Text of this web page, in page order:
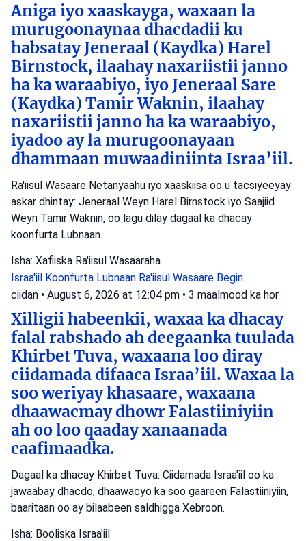
Aniga iyo xaaskayga, waxaan la
murugoonaynaa dhacdadii ku
habsatay Jeneraal (Kaydka) Harel
Birnstock, ilaahay naxariistii janno
ha ka waraabiyo, iyo Jeneraal Sare
(Kaydka) Tamir Waknin, ilaahay
naxariistii janno ha ka waraabiyo,
iyadoo ay la murugoonayaan
dhammaan muwaadiniinta Israa’iil.
Ra'iisul Wasaare Netanyaahu iyo xaaskiisa oo u tacsiyeeyay
askar dhintay: Jeneraal Weyn Harel Birnstock iyo Saajiid
Weyn Tamir Waknin, oo lagu dilay dagaal ka dhacay
koonfurta Lubnaan.
Isha: Xafiiska Ra'iisul Wasaaraha
Israa'iil Koonfurta Lubnaan Ra'iisul Wasaare Begin
ciidan • August 6, 2026 at 12:04 pm • 3 maalmood ka hor
Xilligii habeenkii, waxaa ka dhacay
falal rabshado ah deegaanka tuulada
Khirbet Tuva, waxaana loo diray
ciidamada difaaca Israa’iil. Waxaa la
soo weriyay khasaare, waxaana
dhaawacmay dhowr Falastiiniyiin
ah oo loo qaaday xanaanada
caafimaadka.
Dagaal ka dhacay Khirbet Tuva: Ciidamada Israa'iil oo ka
jawaabay dhacdo, dhaawacyo ka soo gaareen Falastiiniyiin,
baaritaan oo ay bilaabeen saldhigga Xebroon.
Isha: Booliska Israa'iil